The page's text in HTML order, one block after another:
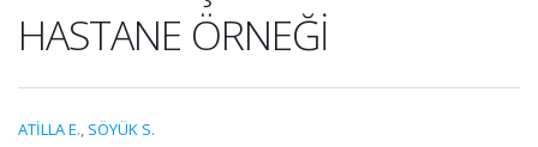
HASTANE ÖRNEĞİ
ATİLLA E., SÖYÜK S.